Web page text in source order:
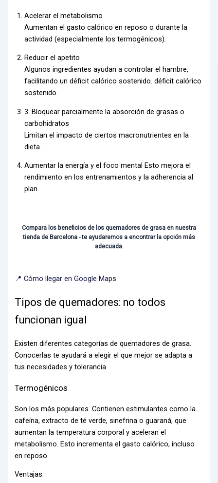
Acelerar el metabolismo
Aumentan el gasto calórico en reposo o durante la
actividad (especialmente los termogénicos).
Reducir el apetito
Algunos ingredientes ayudan a controlar el hambre,
facilitando un déficit calórico sostenido.déficit calórico
sostenido.
3. Bloquear parcialmente la absorción de grasas o
carbohidratos
Limitan el impacto de ciertos macronutrientes en la
dieta.
Aumentar la energía y el foco mental Esto mejora el
rendimiento en los entrenamientos y la adherencia al
plan.
Compara los beneficios de los quemadores de grasa en nuestra
tienda de Barcelona - te ayudaremos a encontrar la opción más
adecuada.
📍 Cómo llegar en Google Maps
Tipos de quemadores: no todos
funcionan igual
Existen diferentes categorías de quemadores de grasa.
Conocerlas te ayudará a elegir el que mejor se adapta a
tus necesidades y tolerancia.
Termogénicos
Son los más populares. Contienen estimulantes como la
cafeína, extracto de té verde, sinefrina o guaraná, que
aumentan la temperatura corporal y aceleran el
metabolismo. Esto incrementa el gasto calórico, incluso
en reposo.
Ventajas: